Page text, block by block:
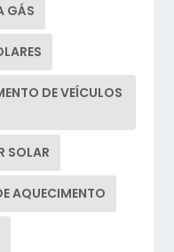
GÁS
DE VEÍCULOS
SOLAR
AQUECIMENTO